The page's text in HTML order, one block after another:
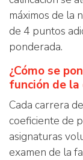
máximos de la
de 4 puntos
ponderada.
¿Cómo se
función de la
Cada carrera
coeficiente de
asignaturas
examen de la